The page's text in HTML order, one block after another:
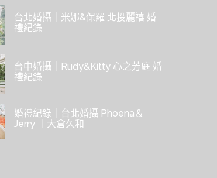
台北婚攝｜米娜&保羅 北投麗禧 婚
禮紀錄
台中婚攝｜Rudy&Kitty 心之芳庭 婚
禮紀錄
婚禮紀錄｜台北婚攝 Phoena＆
Jerry ｜大倉久和